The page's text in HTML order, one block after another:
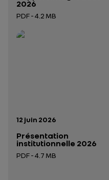
2026
PDF - 4.2 MB
Ouverture dans un
Date de publication:
12 juin 2026
Présentation
institutionnelle 2026
PDF - 4.7 MB